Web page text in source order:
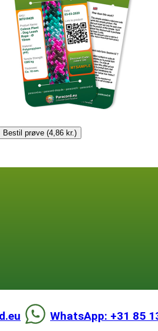
Bestil prøve (4,86 kr.)
WhatsApp: +31 85